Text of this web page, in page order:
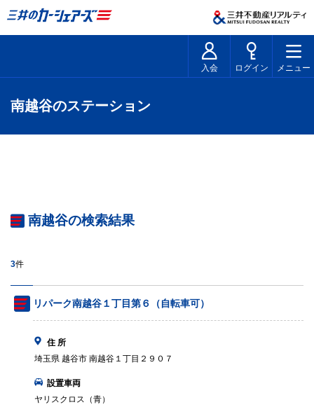
入会 ログイン メニュー
南越谷のステーション
南越谷の検索結果
3件
リパーク南越谷１丁目第６（自転車可）
住 所
埼玉県 越谷市 南越谷１丁目２９０７
設置車両
ヤリスクロス（青）